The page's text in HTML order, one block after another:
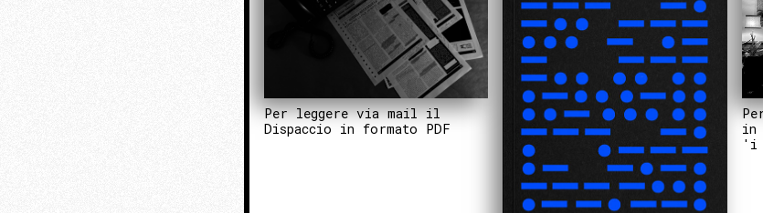
Per leggere via mail il
Dispaccio in formato PDF
in
'i